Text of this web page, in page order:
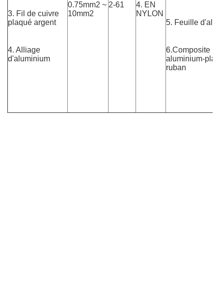
3. Fil de cuivre
plaqué argent
4. Alliage
d'aluminium
0.75mm2 ~
10mm2
2-61
4. EN
NYLON
5. Feuille
6.Composite
aluminium-
ruban